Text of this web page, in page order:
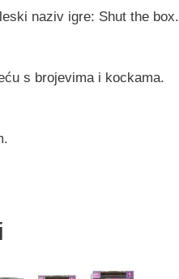
naziv igre: Shut the box.
s brojevima i kockama.